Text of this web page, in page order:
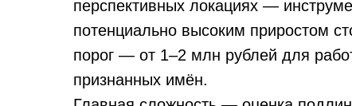
перспективных локациях —
потенциально высоким приростом
порог — от 1–2 млн рублей для
признанных имён.